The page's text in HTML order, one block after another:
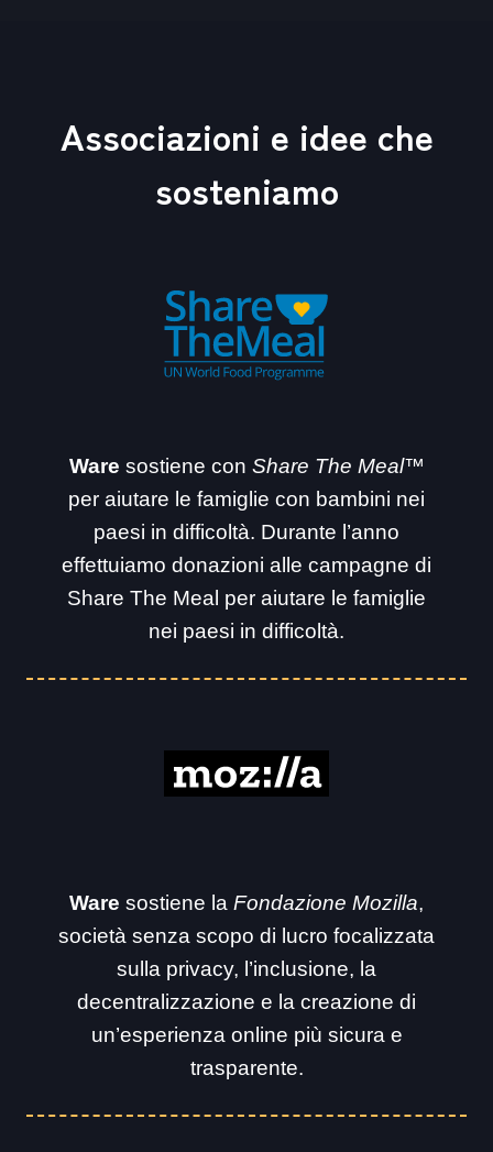
Associazioni e idee che
sosteniamo
Ware sostiene con Share The Meal™
per aiutare le famiglie con bambini nei
paesi in difficoltà. Durante l’anno
effettuiamo donazioni alle campagne di
Share The Meal per aiutare le famiglie
nei paesi in difficoltà.
Ware sostiene la Fondazione Mozilla,
società senza scopo di lucro focalizzata
sulla privacy, l’inclusione, la
decentralizzazione e la creazione di
un’esperienza online più sicura e
trasparente.